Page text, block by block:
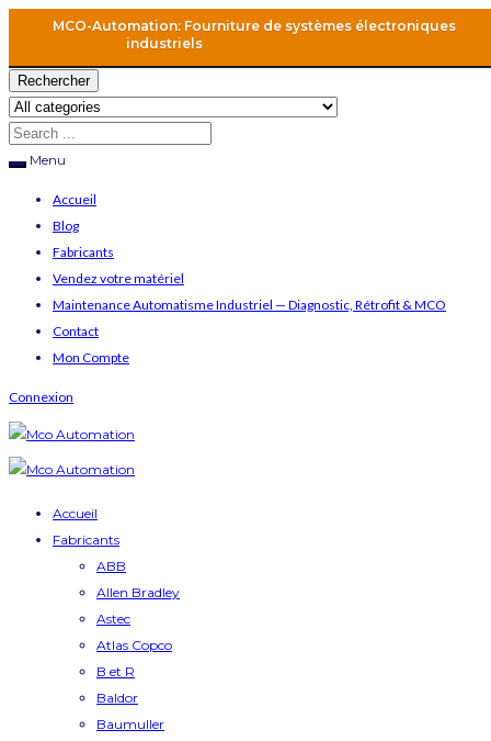
MCO-Automation: Fourniture de systèmes électroniques
industriels
Rechercher
Menu
Accueil
Blog
Fabricants
Vendez votre matériel
Maintenance Automatisme Industriel — Diagnostic, Rétrofit & MCO
Contact
Mon Compte
Connexion
Accueil
Fabricants
ABB
Allen Bradley
Astec
Atlas Copco
B et R
Baldor
Baumuller